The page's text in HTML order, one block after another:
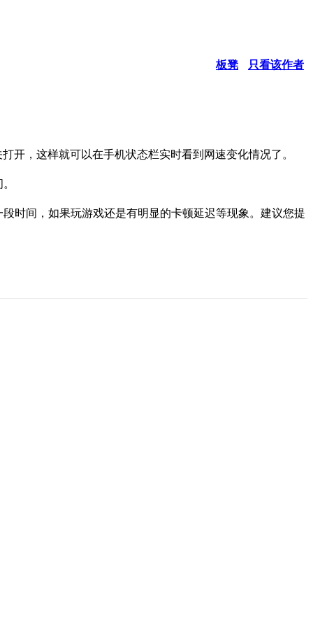
板凳 只看该作者
开，这样就可以在手机状态栏实时看到网速变化情况了。
时间，如果玩游戏还是有明显的卡顿延迟等现象。建议您提